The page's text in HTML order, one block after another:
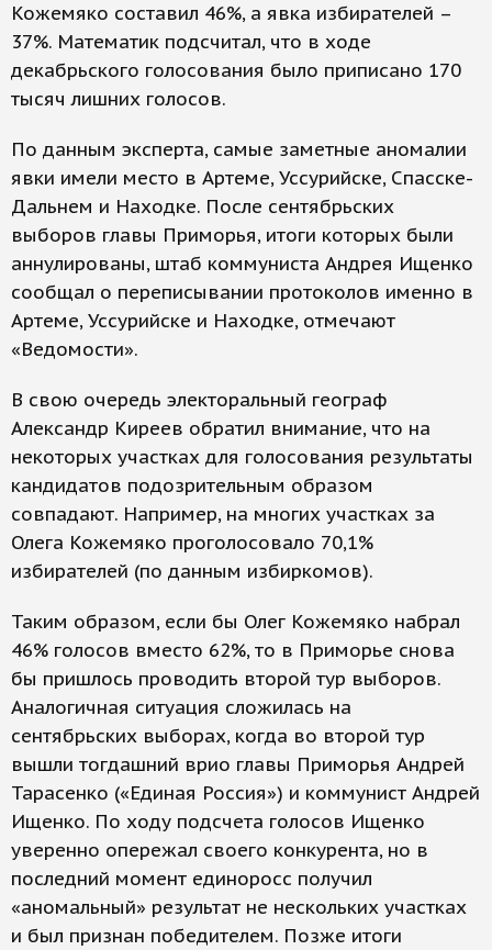
Кожемяко составил 46%, а явка избирателей –
37%. Математик подсчитал, что в ходе
декабрьского голосования было приписано 170
тысяч лишних голосов.
По данным эксперта, самые заметные аномалии
явки имели место в Артеме, Уссурийске, Спасске-
Дальнем и Находке. После сентябрьских
выборов главы Приморья, итоги которых были
аннулированы, штаб коммуниста Андрея Ищенко
сообщал о переписывании протоколов именно в
Артеме, Уссурийске и Находке, отмечают
«Ведомости».
В свою очередь электоральный географ
Александр Киреев обратил внимание, что на
некоторых участках для голосования результаты
кандидатов подозрительным образом
совпадают. Например, на многих участках за
Олега Кожемяко проголосовало 70,1%
избирателей (по данным избиркомов).
Таким образом, если бы Олег Кожемяко набрал
46% голосов вместо 62%, то в Приморье снова
бы пришлось проводить второй тур выборов.
Аналогичная ситуация сложилась на
сентябрьских выборах, когда во второй тур
вышли тогдашний врио главы Приморья Андрей
Тарасенко («Единая Россия») и коммунист Андрей
Ищенко. По ходу подсчета голосов Ищенко
уверенно опережал своего конкурента, но в
последний момент единоросс получил
«аномальный» результат не нескольких участках
и был признан победителем. Позже итоги